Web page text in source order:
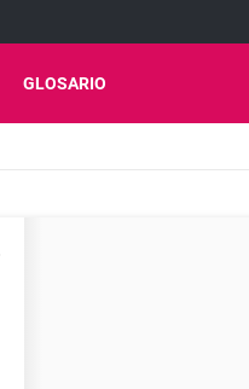
GLOSARIO